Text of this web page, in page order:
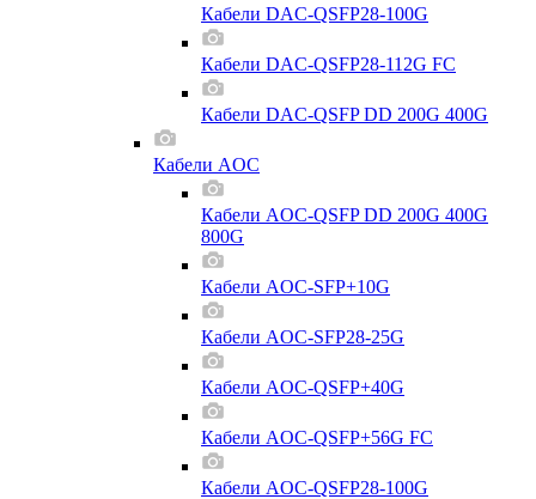
Кабели DAC-QSFP28-100G
Кабели DAC-QSFP28-112G FC
Кабели DAC-QSFP DD 200G 400G
Кабели AOC
Кабели AOC-QSFP DD 200G 400G
800G
Кабели AOC-SFP+10G
Кабели AOC-SFP28-25G
Кабели AOC-QSFP+40G
Кабели AOC-QSFP+56G FC
Кабели AOC-QSFP28-100G